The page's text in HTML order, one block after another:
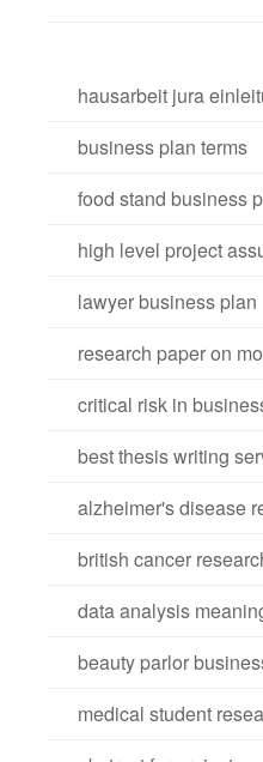
hausarbeit jura
business plan terms
food stand business
high level project
lawyer business plan
research paper on
critical risk in
best thesis writing
alzheimer's disease
british cancer
data analysis
beauty parlor
medical student